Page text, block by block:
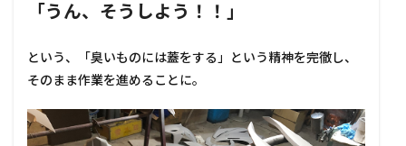
「うん、そうしよう！！」
という、「臭いものには蓋をする」という精神を完徹し、
そのまま作業を進めることに。